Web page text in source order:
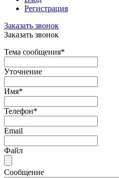
Регистрация
Заказать звонок
Заказать звонок
Тема сообщения*
Уточнение
Имя*
Телефон*
Email
Файл
Сообщение